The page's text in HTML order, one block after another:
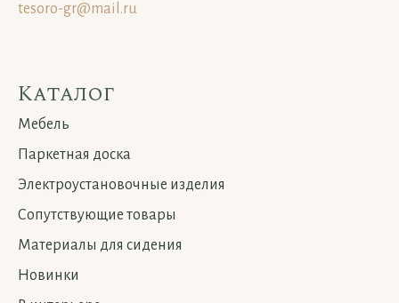
tesoro-gr@mail.ru
Каталог
Мебель
Паркетная доска
Электроустановочные изделия
Сопутствующие товары
Материалы для сидения
Новинки